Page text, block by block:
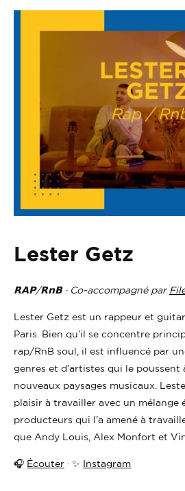
Lester Getz
𝗥𝗔𝗣/𝗥𝗻𝗕 · Co-accompagné par
Lester Getz est un rappeur et
Paris. Bien qu’il se concentre
rap/RnB soul, il est influencé par
genres et d’artistes qui le poussent
nouveaux paysages musicaux.
plaisir à travailler avec un mélange
producteurs qui l’a amené à
que Andy Louis, Alex Monfort et
🎧 Écouter · ✨ Instagram